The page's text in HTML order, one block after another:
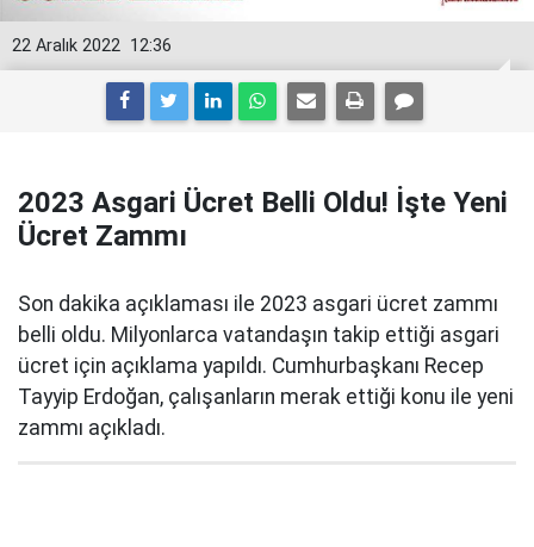
12:36
22 Aralık 2022
2023 Asgari Ücret Belli Oldu! İşte Yeni
Ücret Zammı
Son dakika açıklaması ile 2023 asgari ücret zammı
belli oldu. Milyonlarca vatandaşın takip ettiği asgari
ücret için açıklama yapıldı. Cumhurbaşkanı Recep
Tayyip Erdoğan, çalışanların merak ettiği konu ile yeni
zammı açıkladı.